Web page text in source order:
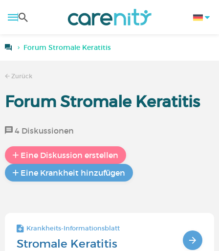
Forum Stromale Keratitis
Zurück
Forum Stromale Keratitis
4 Diskussionen
Eine Diskussion erstellen
Eine Krankheit hinzufügen
Krankheits-Informationsblatt
Stromale Keratitis